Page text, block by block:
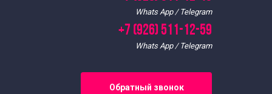
Whats App / Telegram
+7 (926) 511-12-59
Whats App / Telegram
Обратный звонок